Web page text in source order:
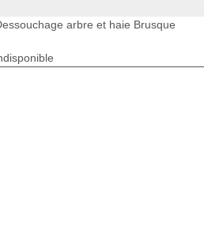
arbre et haie Brusque